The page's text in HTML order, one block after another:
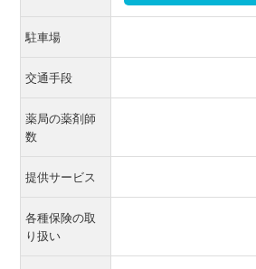
駐車場
交通手段
薬局の薬剤師
数
提供サービス
各種保険の取
り扱い